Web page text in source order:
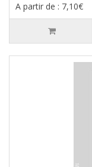
A partir de : 7,10€